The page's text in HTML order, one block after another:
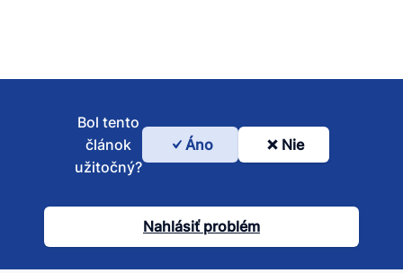
Bol
článok
užitočný?
Bol tento
článok
užitočný?
Áno Nie
Nahlásiť problém